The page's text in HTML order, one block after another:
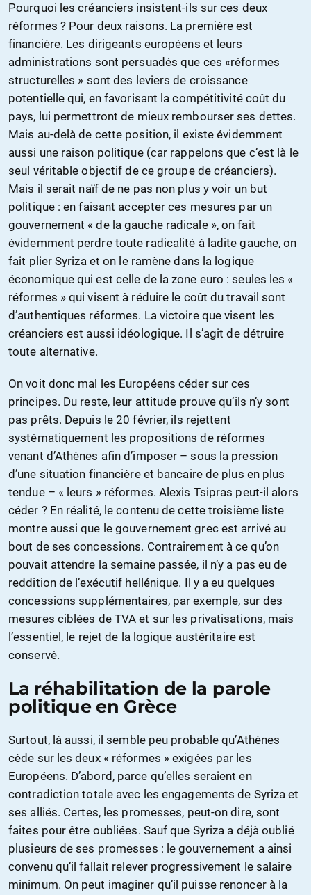
Pourquoi les créanciers insistent-ils sur ces deux
réformes ? Pour deux raisons. La première est
financière. Les dirigeants européens et leurs
administrations sont persuadés que ces «réformes
structurelles » sont des leviers de croissance
potentielle qui, en favorisant la compétitivité coût du
pays, lui permettront de mieux rembourser ses dettes.
Mais au-delà de cette position, il existe évidemment
aussi une raison politique (car rappelons que c’est là le
seul véritable objectif de ce groupe de créanciers).
Mais il serait naïf de ne pas non plus y voir un but
politique : en faisant accepter ces mesures par un
gouvernement « de la gauche radicale », on fait
évidemment perdre toute radicalité à ladite gauche, on
fait plier Syriza et on le ramène dans la logique
économique qui est celle de la zone euro : seules les «
réformes » qui visent à réduire le coût du travail sont
d’authentiques réformes. La victoire que visent les
créanciers est aussi idéologique. Il s’agit de détruire
toute alternative.
On voit donc mal les Européens céder sur ces
principes. Du reste, leur attitude prouve qu’ils n’y sont
pas prêts. Depuis le 20 février, ils rejettent
systématiquement les propositions de réformes
venant d’Athènes afin d’imposer – sous la pression
d’une situation financière et bancaire de plus en plus
tendue – « leurs » réformes. Alexis Tsipras peut-il alors
céder ? En réalité, le contenu de cette troisième liste
montre aussi que le gouvernement grec est arrivé au
bout de ses concessions. Contrairement à ce qu’on
pouvait attendre la semaine passée, il n’y a pas eu de
reddition de l’exécutif hellénique. Il y a eu quelques
concessions supplémentaires, par exemple, sur des
mesures ciblées de TVA et sur les privatisations, mais
l’essentiel, le rejet de la logique austéritaire est
conservé.
La réhabilitation de la parole
politique en Grèce
Surtout, là aussi, il semble peu probable qu’Athènes
cède sur les deux « réformes » exigées par les
Européens. D’abord, parce qu’elles seraient en
contradiction totale avec les engagements de Syriza et
ses alliés. Certes, les promesses, peut-on dire, sont
faites pour être oubliées. Sauf que Syriza a déjà oublié
plusieurs de ses promesses : le gouvernement a ainsi
convenu qu’il fallait relever progressivement le salaire
minimum. On peut imaginer qu’il puisse renoncer à la